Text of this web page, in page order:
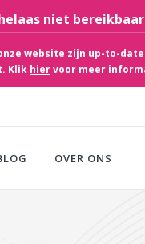
niet bereikbaar
website zijn up-to-
Klik hiervoor meer
OVER ONS